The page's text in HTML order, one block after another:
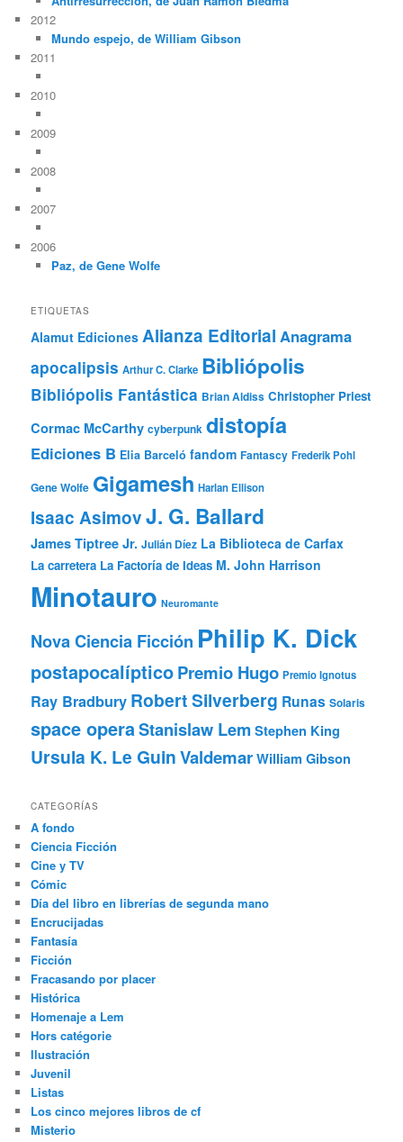
2012
Mundo espejo, de William Gibson
2011
2010
2009
2008
2007
2006
Paz, de Gene Wolfe
ETIQUETAS
Alamut Ediciones Alianza Editorial Anagrama
apocalipsis Arthur C. Clarke Bibliópolis
Bibliópolis Fantástica Brian Aldiss Christopher Priest
Cormac McCarthy cyberpunk distopía
Ediciones B Elia Barceló fandom Fantascy Frederik Pohl
Gene Wolfe Gigamesh Harlan Ellison
Isaac AsimovJ. G. Ballard
James Tiptree Jr. Julián Díez La Biblioteca de Carfax
La carretera La Factoría de Ideas M. John Harrison
Minotauro Neuromante
Nova Ciencia Ficción Philip K. Dick
postapocalípticoPremio Hugo Premio Ignotus
Ray Bradbury Robert Silverberg Runas Solaris
space operaStanislaw Lem Stephen King
Ursula K. Le GuinValdemarWilliam Gibson
CATEGORÍAS
A fondo
Ciencia Ficción
Cine y TV
Cómic
Día del libro en librerías de segunda mano
Encrucijadas
Fantasía
Ficción
Fracasando por placer
Histórica
Homenaje a Lem
Hors catégorie
Ilustración
Juvenil
Listas
Los cinco mejores libros de cf
Misterio